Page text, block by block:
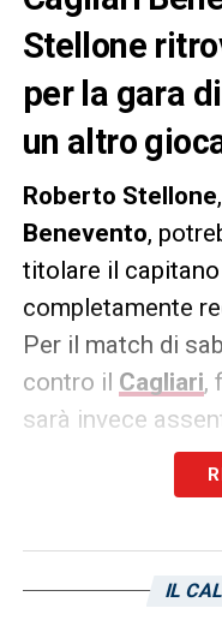
Stellone
per la gara
un altro
Roberto Stellone
Benevento,
titolare il capitano
completamente
Per il match di
contro il Cagliari,
sarà invece
prese con un
IL